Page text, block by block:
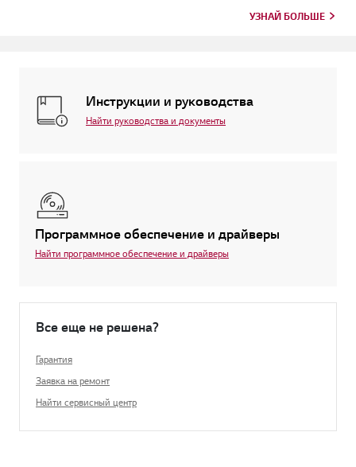
УЗНАЙ БОЛЬШЕ
Инструкции и руководства
Найти руководства и документы
Программное обеспечение и драйверы
Найти программное обеспечение и драйверы
Все еще не решена?
Гарантия
Заявка на ремонт
Найти сервисный центр